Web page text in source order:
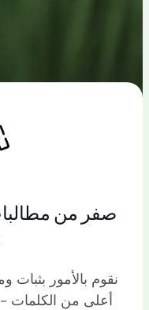
صفر من
نقوم بالأمور
أعلى من الكلمات